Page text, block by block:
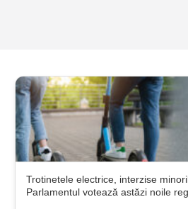
Trotinetele electrice, interzise
Parlamentul votează astăzi noile